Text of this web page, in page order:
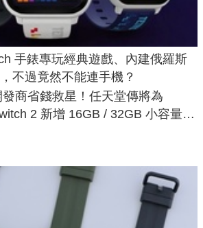
手錶專玩經典遊戲、內建俄羅斯
不過竟然不能連手機？
發商省錢救星！任天堂傳將為
2 新增 16GB / 32GB 小容量遊